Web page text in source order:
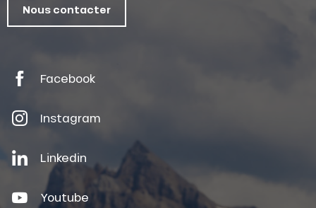
Nous contacter
Facebook
Instagram
Linkedin
Youtube